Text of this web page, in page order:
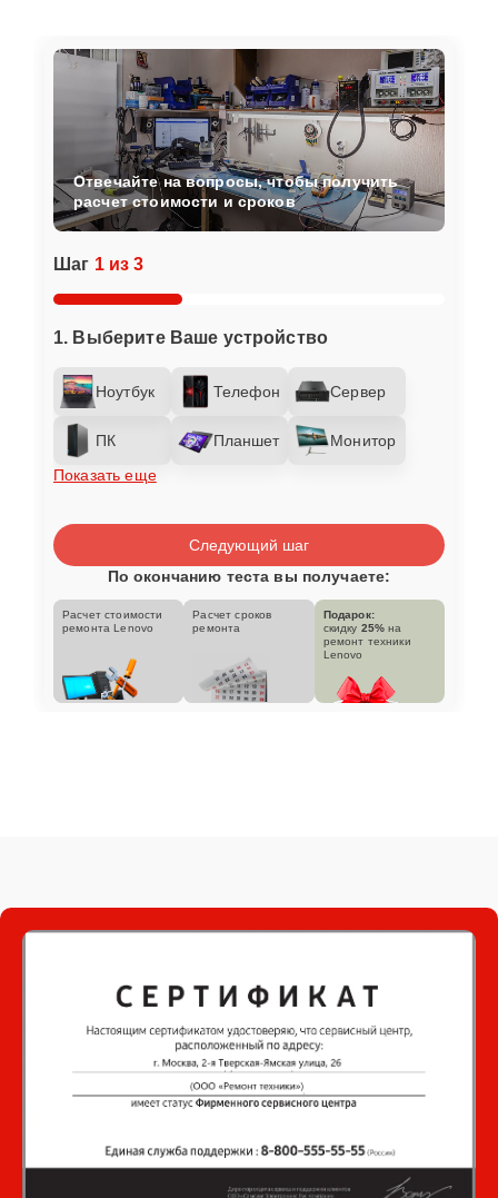
Шаг 1 из 3
1. Выберите Ваше устройство
Ноутбук Телефон Сервер
ПК Планшет
Монитор
Показать еще
Отвечайте на вопросы, чтобы получить
расчет стоимости и сроков
Следующий шаг
По окончанию теста вы получаете:
Расчет стоимости
ремонта Lenovo
Расчет сроков
ремонта
Подарок:
скидку 25% на
ремонт техники
Lenovo